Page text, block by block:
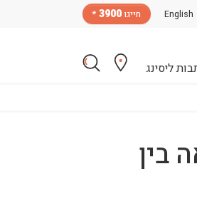
English חייגו 3900
*
ליסינג
בין